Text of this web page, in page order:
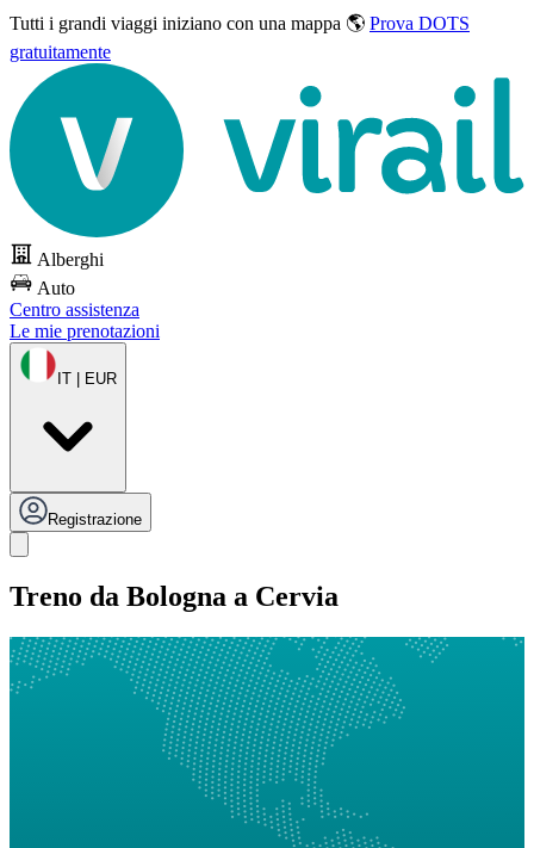
Tutti i grandi viaggi iniziano con una mappa 🌎 Prova DOTS
gratuitamente
Alberghi
Auto
Centro assistenza
Le mie prenotazioni
IT | EUR
Registrazione
Treno da Bologna a Cervia